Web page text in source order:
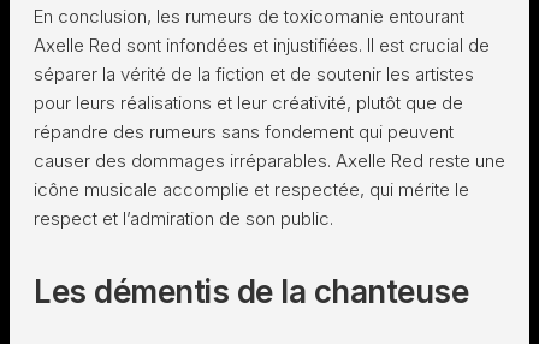
En conclusion, les rumeurs de toxicomanie entourant
Axelle Red sont infondées et injustifiées. Il est crucial de
séparer la vérité de la fiction et de soutenir les artistes
pour leurs réalisations et leur créativité, plutôt que de
répandre des rumeurs sans fondement qui peuvent
causer des dommages irréparables. Axelle Red reste une
icône musicale accomplie et respectée, qui mérite le
respect et l’admiration de son public.
Les démentis de la chanteuse